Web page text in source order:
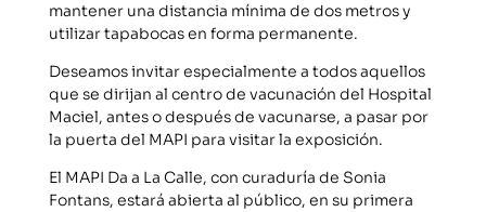
mantener una distancia mínima de dos metros y
utilizar tapabocas en forma permanente.
Deseamos invitar especialmente a todos aquellos
que se dirijan al centro de vacunación del Hospital
Maciel, antes o después de vacunarse, a pasar por
la puerta del MAPI para visitar la exposición.
El MAPI Da a La Calle, con curaduría de Sonia
Fontans, estará abierta al público, en su primera